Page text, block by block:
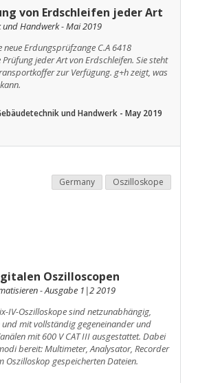
von Erdschleifen jeder Art
und Handwerk - Mai 2019
neue Erdungsprüfzange C.A 6418
jeder Art von Erdschleifen. Sie steht
zur Verfügung. g+h zeigt, was
und Handwerk - May 2019
Germany
Oszilloskope
Oszilloscopen
- Ausgabe 1|2 2019
IV-Oszilloskope sind netz­unabhängig,
mit vollstän­dig gegeneinander und
mit 600 V CAT III ausgestattet. Dabei
bereit: Multi­meter, Analysator, Recorder
Oszilloskop gespeicherten Dateien.